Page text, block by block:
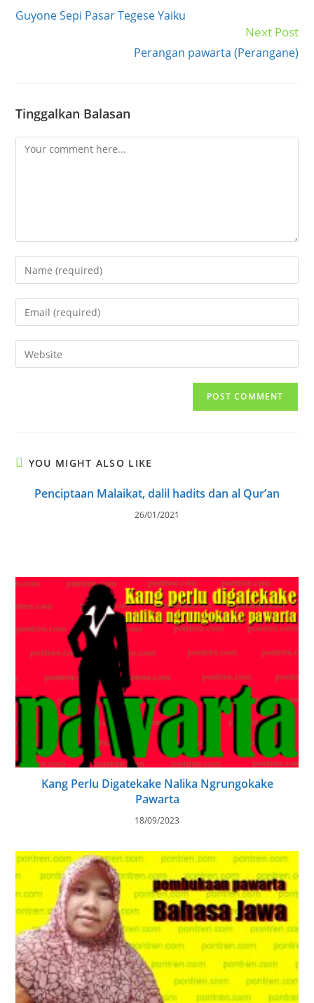
articles
Guyone Sepi Pasar Tegese Yaiku
Next Post
Perangan pawarta (Perangane)
Tinggalkan Balasan
Comment
Enter
your
name
comment
Enter
your
email
address
Enter
your
YOU MIGHT ALSO LIKE
Penciptaan Malaikat, dalil hadits dan al Qur’an
26/01/2021
Kang Perlu Digatekake Nalika Ngrungokake
Pawarta
18/09/2023